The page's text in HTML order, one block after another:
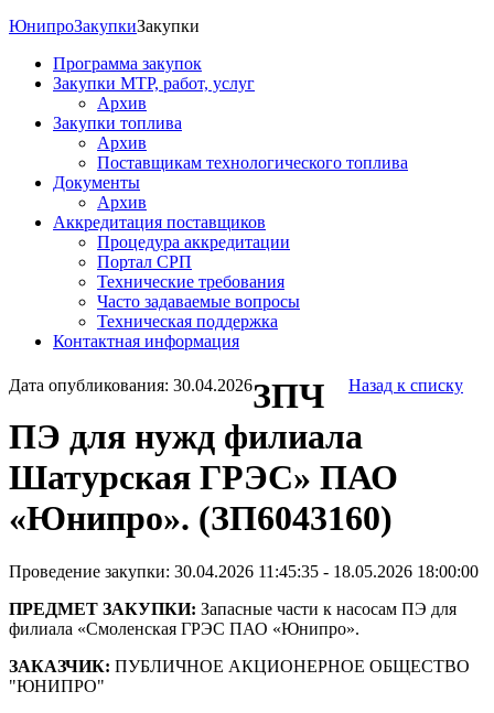
ЮнипроЗакупкиЗакупки
Программа закупок
Закупки МТР, работ, услуг
Архив
Закупки топлива
Архив
Поставщикам технологического топлива
Документы
Архив
Аккредитация поставщиков
Процедура аккредитации
Портал СРП
Технические требования
Часто задаваемые вопросы
Техническая поддержка
Контактная информация
Дата опубликования: 30.04.2026 Назад к списку
ЗПЧ
ПЭ для нужд филиала
Шатурская ГРЭС» ПАО
«Юнипро». (ЗП6043160)
Проведение закупки: 30.04.2026 11:45:35 - 18.05.2026 18:00:00
ПРЕДМЕТ ЗАКУПКИ: Запасные части к насосам ПЭ для
филиала «Смоленская ГРЭС ПАО «Юнипро».
ЗАКАЗЧИК: ПУБЛИЧНОЕ АКЦИОНЕРНОЕ ОБЩЕСТВО
"ЮНИПРО"